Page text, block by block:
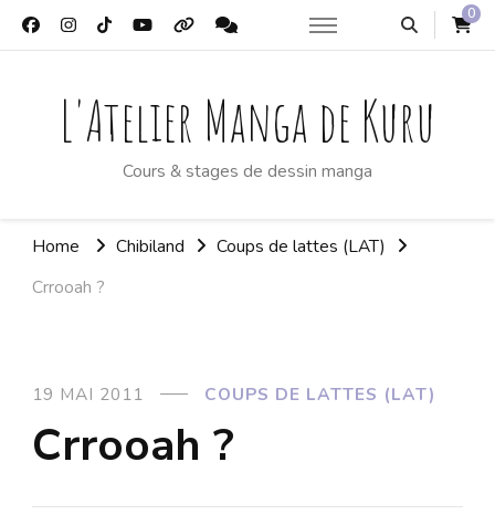
0
L'Atelier Manga de Kuru
Cours & stages de dessin manga
Home Chibiland
Coups de lattes (LAT)
Crrooah ?
19 MAI 2011 COUPS DE LATTES (LAT)
Crrooah ?